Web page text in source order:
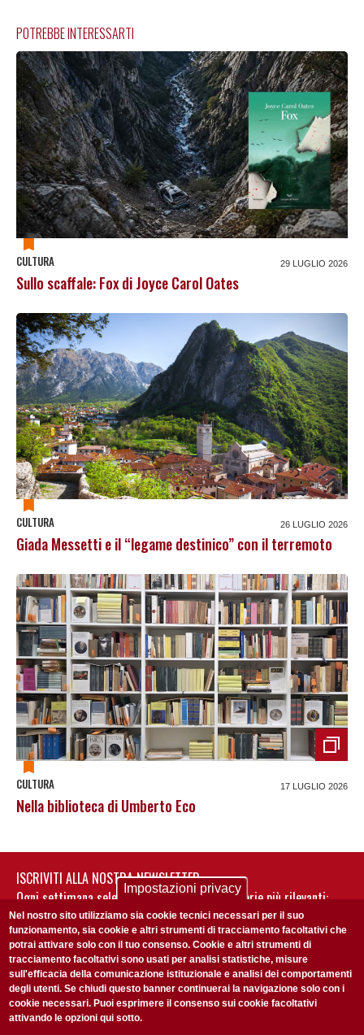
POTREBBE INTERESSARTI
CULTURA 29 LUGLIO 2026
Sullo scaffale: Fox di Joyce Carol Oates
CULTURA 26 LUGLIO 2026
Giada Messetti e il “legame destinico” con il terremoto
CULTURA 17 LUGLIO 2026
Nella biblioteca di Umberto Eco
ISCRIVITI ALLA NOSTRA NEWSLETTER
Ogni settimana selezioniamo per te nostre storie più rilevanti:
non perderti gli aggiornamenti della nostra newsletter
Accetto laPrivacy Policy
Impostazioni privacy
Nel nostro sito utilizziamo sia cookie tecnici necessari per il suo
funzionamento, sia cookie e altri strumenti di tracciamento facoltativi che
potrai attivare solo con il tuo consenso. Cookie e altri strumenti di
tracciamento facoltativi sono usati per analisi statistiche, misure
sull'efficacia della comunicazione istituzionale e analisi dei comportamenti
degli utenti. Se chiudi questo banner continuerai la navigazione solo con i
cookie necessari. Puoi esprimere il consenso sui cookie facoltativi
attivando le opzioni qui sotto.